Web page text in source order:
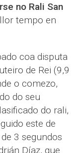
no Rali San
tempo en
coa disputa
de Rei (9,9
o comezo,
do seu
do rali,
este de
3 segundos
Díaz, que